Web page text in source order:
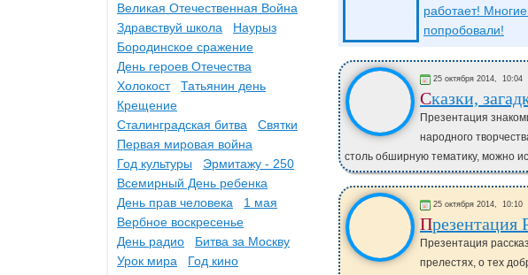
работает!
попробовали!
25 октября 2014, 10:04
Сказки,
Презентация
народного
столь обширную тематику, можно
25 октября 2014, 10:10
Презентация
прелестях, о тех
Великая Отечественная Война
Здравствуй школа
Наурыз
Бородинское сражение
День героев Отечества
Холокост
Татьянин день
Крещение
Сталинградская битва
Святки
Первая мировая война
Год культуры
Эрмитажу - 250
Всемирный День ребенка
День прав человека
1 мая
Вербное воскресенье
День радио
Битва за Москву
Урок мира
Год кино